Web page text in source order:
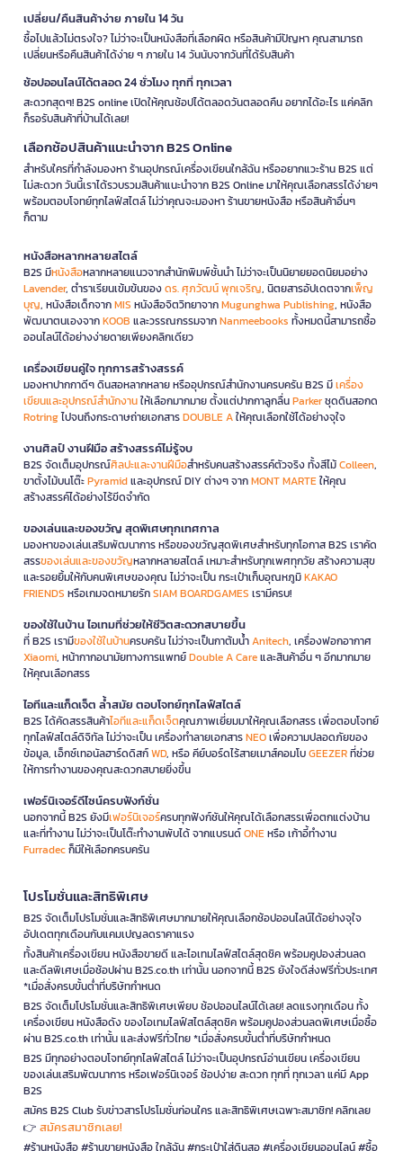
เปลี่ยน/คืนสินค้าง่าย ภายใน 14 วัน
ซื้อไปแล้วไม่ตรงใจ? ไม่ว่าจะเป็นหนังสือที่เลือกผิด หรือสินค้ามีปัญหา คุณสามารถ
เปลี่ยนหรือคืนสินค้าได้ง่าย ๆ ภายใน 14 วันนับจากวันที่ได้รับสินค้า
ช้อปออนไลน์ได้ตลอด 24 ชั่วโมง ทุกที่ ทุกเวลา
สะดวกสุดๆ! B2S online เปิดให้คุณช้อปได้ตลอดวันตลอดคืน อยากได้อะไร แค่คลิก
ก็รอรับสินค้าที่บ้านได้เลย!
เลือกช้อปสินค้าแนะนำจาก B2S Online
สำหรับใครที่กำลังมองหา ร้านอุปกรณ์เครื่องเขียนใกล้ฉัน หรืออยากแวะร้าน B2S แต่
ไม่สะดวก วันนี้เราได้รวบรวมสินค้าแนะนำจาก B2S Online มาให้คุณเลือกสรรได้ง่ายๆ
พร้อมตอบโจทย์ทุกไลฟ์สไตล์ ไม่ว่าคุณจะมองหา ร้านขายหนังสือ หรือสินค้าอื่นๆ
ก็ตาม
หนังสือหลากหลายสไตล์
B2S มีหนังสือหลากหลายแนวจากสำนักพิมพ์ชั้นนำ ไม่ว่าจะเป็นนิยายยอดนิยมอย่าง
Lavender, ตำราเรียนเข้มข้นของดร. ศุภวัฒน์ พุกเจริญ, นิตยสารอัปเดตจากเพ็ญ
บุญ, หนังสือเด็กจากMIS หนังสือจิตวิทยาจากMugunghwa Publishing, หนังสือ
พัฒนาตนเองจากKOOB และวรรณกรรมจากNanmeebooks ทั้งหมดนี้สามารถซื้อ
ออนไลน์ได้อย่างง่ายดายเพียงคลิกเดียว
เครื่องเขียนคู่ใจ ทุกการสร้างสรรค์
มองหาปากกาดีๆ ดินสอหลากหลาย หรืออุปกรณ์สำนักงานครบครัน B2S มีเครื่อง
เขียนและอุปกรณ์สำนักงานให้เลือกมากมาย ตั้งแต่ปากกาลูกลื่นParkerชุดดินสอกด
Rotringไปจนถึงกระดาษถ่ายเอกสารDOUBLE Aให้คุณเลือกใช้ได้อย่างจุใจ
งานศิลป์ งานฝีมือ สร้างสรรค์ไม่รู้จบ
B2S จัดเต็มอุปกรณ์ศิลปะและงานฝีมือสำหรับคนสร้างสรรค์ตัวจริง ทั้งสีไม้Colleen,
ขาตั้งไม้บนโต๊ะPyramidและอุปกรณ์ DIY ต่างๆ จากMONT MARTEให้คุณ
สร้างสรรค์ได้อย่างไร้ขีดจำกัด
ของเล่นและของขวัญ สุดพิเศษทุกเทศกาล
มองหาของเล่นเสริมพัฒนาการ หรือของขวัญสุดพิเศษสำหรับทุกโอกาส B2S เราคัด
สรรของเล่นและของขวัญหลากหลายสไตล์ เหมาะสำหรับทุกเพศทุกวัย สร้างความสุข
และรอยยิ้มให้กับคนพิเศษของคุณ ไม่ว่าจะเป็น กระเป๋าเก็บอุณหภูมิKAKAO
FRIENDS หรือเกมจดหมายรักSIAM BOARDGAMES เรามีครบ!
ของใช้ในบ้าน ไอเทมที่ช่วยให้ชีวิตสะดวกสบายขึ้น
ที่ B2S เรามีของใช้ในบ้านครบครัน ไม่ว่าจะเป็นกาต้มน้ำAnitech, เครื่องฟอกอากาศ
Xiaomi, หน้ากากอนามัยทางการแพทย์Double A Careและสินค้าอื่น ๆ อีกมากมาย
ให้คุณเลือกสรร
ไอทีและแก็ดเจ็ต ล้ำสมัย ตอบโจทย์ทุกไลฟ์สไตล์
B2S ได้คัดสรรสินค้าไอทีและแก็ดเจ็ตคุณภาพเยี่ยมมาให้คุณเลือกสรร เพื่อตอบโจทย์
ทุกไลฟ์สไตล์ดิจิทัล ไม่ว่าจะเป็น เครื่องทำลายเอกสารNEOเพื่อความปลอดภัยของ
ข้อมูล, เอ็กซ์เทอนัลฮาร์ดดิสก์WD, หรือ คีย์บอร์ดไร้สายเมาส์คอมโบGEEZERที่ช่วย
ให้การทำงานของคุณสะดวกสบายยิ่งขึ้น
เฟอร์นิเจอร์ดีไซน์ครบฟังก์ชั่น
นอกจากนี้ B2S ยังมีเฟอร์นิเจอร์ครบทุกฟังก์ชันให้คุณได้เลือกสรรเพื่อตกแต่งบ้าน
และที่ทำงาน ไม่ว่าจะเป็นโต๊ะทำงานพับได้ จากแบรนด์ONEหรือ เก้าอี้ทำงาน
Furradecก็มีให้เลือกครบครัน
โปรโมชั่นและสิทธิพิเศษ
B2S จัดเต็มโปรโมชั่นและสิทธิพิเศษมากมายให้คุณเลือกช้อปออนไลน์ได้อย่างจุใจ
อัปเดตทุกเดือนกับแคมเปญลดราคาแรง
ทั้งสินค้าเครื่องเขียน หนังสือขายดี และไอเทมไลฟ์สไตล์สุดชิค พร้อมคูปองส่วนลด
และดีลพิเศษเมื่อช้อปผ่าน B2S.co.th เท่านั้น นอกจากนี้ B2S ยังใจดีส่งฟรีทั่วประเทศ
*เมื่อสั่งครบขั้นต่ำที่บริษัทกำหนด
B2S จัดเต็มโปรโมชั่นและสิทธิพิเศษเพียบ ช้อปออนไลน์ได้เลย! ลดแรงทุกเดือน ทั้ง
เครื่องเขียน หนังสือดัง ของไอเทมไลฟ์สไตล์สุดชิค พร้อมคูปองส่วนลดพิเศษเมื่อซื้อ
ผ่าน B2S.co.th เท่านั้น และส่งฟรีทั่วไทย *เมื่อสั่งครบขั้นต่ำที่บริษัทกำหนด
B2S มีทุกอย่างตอบโจทย์ทุกไลฟ์สไตล์ ไม่ว่าจะเป็นอุปกรณ์อ่านเขียน เครื่องเขียน
ของเล่นเสริมพัฒนาการ หรือเฟอร์นิเจอร์ ช้อปง่าย สะดวก ทุกที่ ทุกเวลา แค่มี App
B2S
สมัคร B2S Club รับข่าวสารโปรโมชั่นก่อนใคร และสิทธิพิเศษเฉพาะสมาชิก! คลิกเลย
👉 สมัครสมาชิกเลย!
#ร้านหนังสือ #ร้านขายหนังสือ ใกล้ฉัน #กระเป๋าใส่ดินสอ #เครื่องเขียนออนไลน์ #ซื้อ